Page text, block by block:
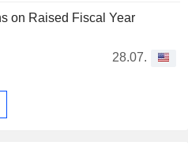
on Raised Fiscal Year
28.07.